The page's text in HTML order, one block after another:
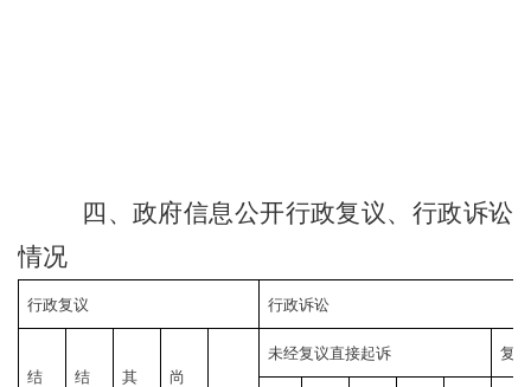
四、政府信息公开行政复议、行政诉讼
情况
行政复议 行政诉讼
结 结 其 尚
未经复议直接起诉 复